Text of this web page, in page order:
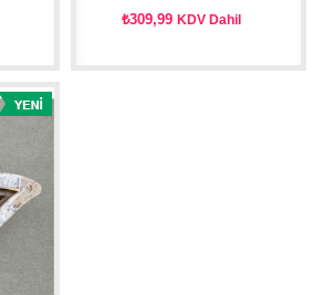
₺309,99KDV Dahil